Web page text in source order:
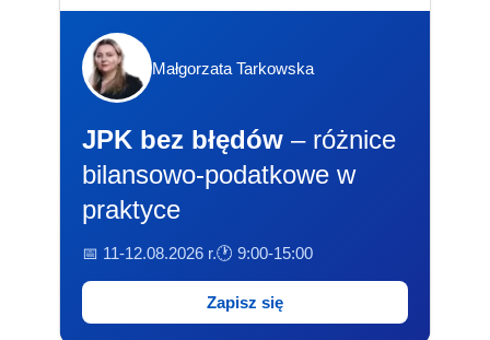
Małgorzata Tarkowska
JPK bez błędów – różnice
bilansowo-podatkowe w
praktyce
📅 11-12.08.2026 r.🕐 9:00-15:00
Zapisz się